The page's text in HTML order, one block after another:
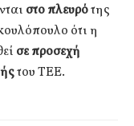
στο πλευρότης
ότι η
σε προσεχή
του ΤΕΕ.